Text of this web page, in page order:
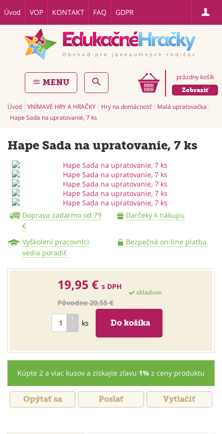
Úvod VOP KONTAKT FAQ GDPR
prázdny košík
Zobraziť
MENU
Úvod VNÍMAVÉ HRY A HRAČKY Hry na domácnosť
Malá upratovačka
Hape Sada na upratovanie, 7 ks
Hape Sada na upratovanie, 7 ks
Doprava zadarmo od 79
€
Darčeky k nákupu
Vyškolení pracovníci
vedia poradiť
Bezpečná on-line platba
19,95 € s DPH
Pôvodne 20,55 €
skladom
ks
Kúpte 2 a viac kusov a získajte zľavu 1% z ceny produktu
Opýtať sa Poslať Vytlačiť